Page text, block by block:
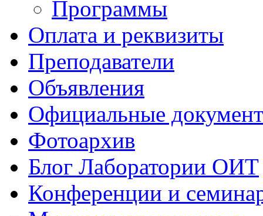
Программы
Оплата и реквизиты
Преподаватели
Объявления
Официальные
Фотоархив
Блог Лаборатории ОИТ
Конференции и